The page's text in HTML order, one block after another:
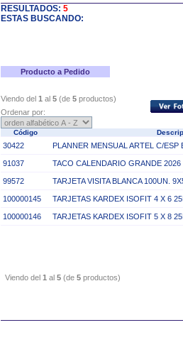
RESULTADOS: 5
ESTAS BUSCANDO:
Producto a Pedido
Viendo del 1 al 5 (de 5 productos)
Ordenar por:
Código
30422 PLANNER MENSUAL ARTEL C/ESP
91037 TACO CALENDARIO GRANDE
99572 TARJETA VISITA BLANCA 100UN.
100000145 TARJETAS KARDEX ISOFIT 4 X 6
100000146 TARJETAS KARDEX ISOFIT 5 X 8
Viendo del 1 al 5 (de 5 productos)